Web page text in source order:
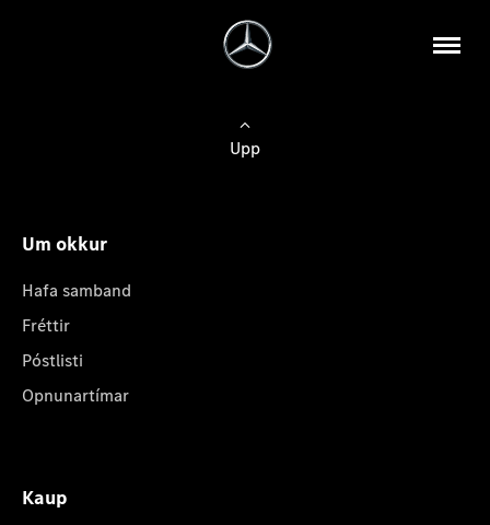
Upp
Um okkur
Hafa samband
Fréttir
Póstlisti
Opnunartímar
Kaup